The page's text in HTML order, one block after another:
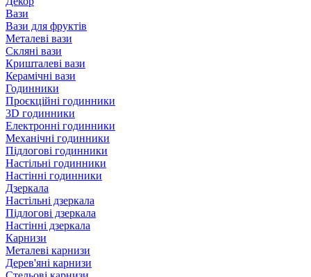
Вази
Вази для фруктів
Металеві вази
Скляні вази
Кришталеві вази
Керамічні вази
Годинники
Проєкційні годинники
3D годинники
Електронні годинники
Механічні годинники
Підлогові годинники
Настільні годинники
Настінні годинники
Дзеркала
Настільні дзеркала
Підлогові дзеркала
Настінні дзеркала
Карнизи
Металеві карнизи
Дерев'яні карнизи